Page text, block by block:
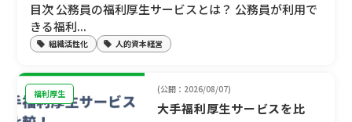
組織活性化 人的資本経営
目次 公務員の福利厚生サービスとは？ 公務員が利用で
きる福利...
福利厚生 (公開：2026/08/07)
大手福利厚生サービスを比